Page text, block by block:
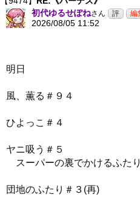
初代ゆるせぽねさん
2026/08/05 11:52
明日
風、薫る＃９４
ひよっこ＃４
ヤニ吸う＃５
スーパーの裏でかけるふたり
団地のふたり＃３(再)